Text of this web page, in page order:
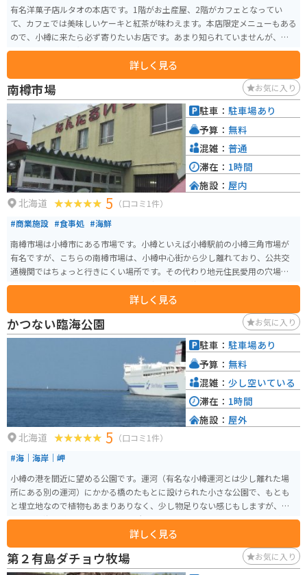
有名洋菓子店ルタオの本店です。1階がお土産屋、2階がカフェとなってい
て、カフェでは美味しいケーキと紅茶が味わえます。本店限定メニューもある
ので、小樽に来たら必ず寄りたいお店です。あまり知られていませんが、ス
イーツだけでなく紅茶も美味しいので要チェックを。お土産にも買えるの
で、オシャレなお土産として紅茶缶を買っても喜ばれます。
詳しく見る
南樽市場 お気に入り
北海道 5 （口コミ1件）
#商業施設 #食事処 #海鮮
南樽市場は小樽市にある市場です。小樽といえば小樽駅前の小樽三角市場が
有名ですが、こちらの南樽市場は、小樽中心街から少し離れており、公共交
通機関ではちょっと行きにくい場所です。その代わり地元住民愛用の穴場ス
ポットであるため、リーズナブルな値段で新鮮な海産物の他、多数のお店が
詳しく見る
駐車： 駐車場あり
予算： 無料
混雑： 普通
滞在： 1時間
施設： 屋内
かつない臨海公園 お気に入り
北海道 5 （口コミ1件）
#海｜海岸｜岬
小樽の港を間近に望める公園です。運河（有名な小樽運河とは少し離れた場
所にある別の運河）にかかる橋のたもとに設けられた小さな公園で、もとも
と埋立地なので植物もあまりありなく、少し物足りない感じもしますが、の
んびりと海を眺めるには最高の場所といえます。特に、フェリー乗り場が近
いので、船が好きな方にとってはいいのではないかと思います。駐車場は広
くはありませんが、それほど混雑することもないので、問題はないと思いま
す。
詳しく見る
駐車： 駐車場あり
予算： 無料
混雑： 少し空いている
滞在： 1時間
施設： 屋外
第２有島ダチョウ牧場 お気に入り